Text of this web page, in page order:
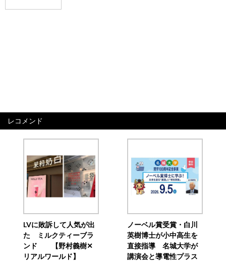
レコメンド
LVに敗訴して人気が出
た ミルクティーブラ
ンド 【野村義樹✕
リアルワールド】
ノーベル賞受賞・白川
英樹博士が小中高生を
直接指導 名城大学が
講演会と導電性プラス